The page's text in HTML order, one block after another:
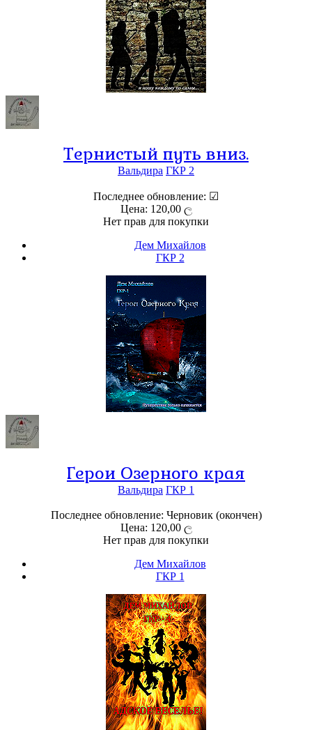
Тернистый путь вниз.
Вальдира ГКР 2
Последнее обновление: ☑
Цена: 120,00 ල
Нет прав для покупки
Дем Михайлов
ГКР 2
Герои Озерного края
Вальдира ГКР 1
Последнее обновление: Черновик (окончен)
Цена: 120,00 ල
Нет прав для покупки
Дем Михайлов
ГКР 1